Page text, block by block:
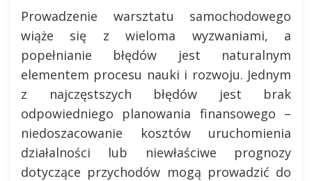
Prowadzenie warsztatu samochodowego
wiąże się z wieloma wyzwaniami, a
popełnianie błędów jest naturalnym
elementem procesu nauki i rozwoju. Jednym
z najczęstszych błędów jest brak
odpowiedniego planowania finansowego –
niedoszacowanie kosztów uruchomienia
działalności lub niewłaściwe prognozy
dotyczące przychodów mogą prowadzić do